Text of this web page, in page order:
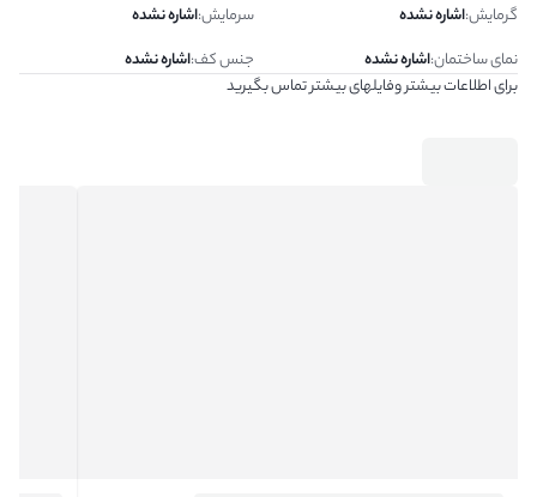
گرمایش:اشاره نشده سرمایش:اشاره نشده
نمای ساختمان:اشاره نشده جنس کف:اشاره نشده
برای اطلاعات بیشتر وفایلهای بیشتر تماس بگیرید